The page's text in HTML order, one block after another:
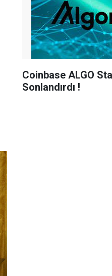
Coinbase ALGO
Sonlandırdı !